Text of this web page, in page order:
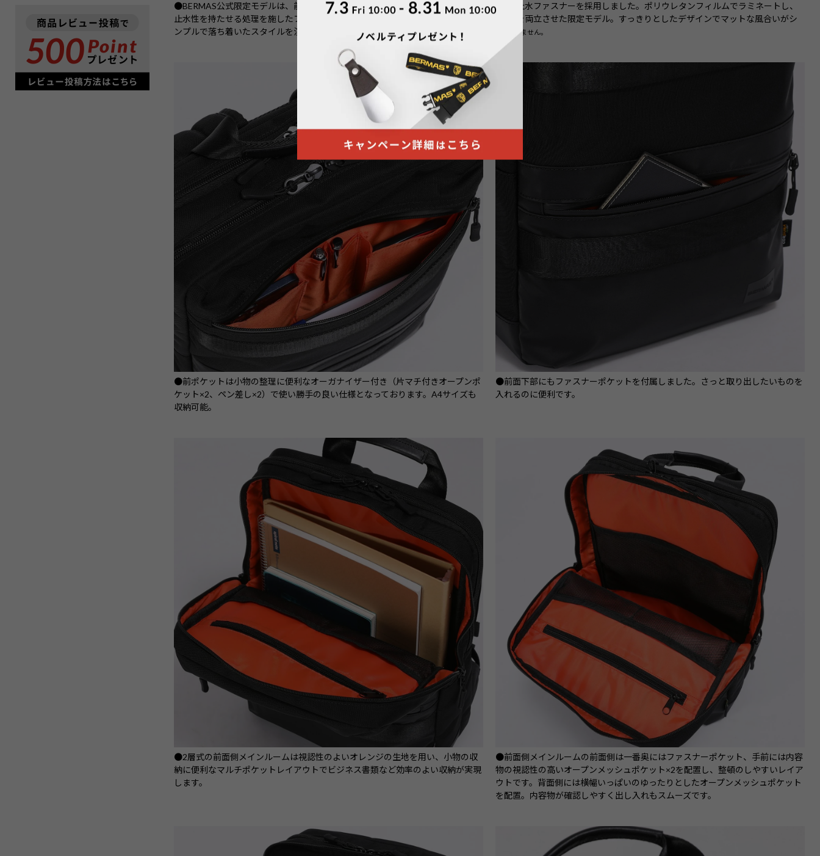
●BERMAS公式限定モデルは、前ポケットのファスナーに信頼のYKK製つや消しタイプの止水ファスナーを採用しました。ポリウレタンフィルムでラミネートし、
止水性を持たせる処理を施したファスナーです。 ビジカジスタイルに機能性とデザイン性を両立させた限定モデル。すっきりとしたデザインでマットな風合いがシ
ンプルで落ち着いたスタイルを演出します。
※公式限定モデルは、前ポケットに簡易ロック機能はありません。
●前ポケットは小物の整理に便利なオーガナイザー付き（片マチ付きオープンポ
ケット×2、ペン差し×2）で使い勝手の良い仕様となっております。A4サイズも
収納可能。
●前面下部にもファスナーポケットを付属しました。さっと取り出したいものを
入れるのに便利です。
●2層式の前面側メインルームは視認性のよいオレンジの生地を用い、小物の収
納に便利なマルチポケットレイアウトでビジネス書類など効率のよい収納が実現
します。
●前面側メインルームの前面側は一番奥にはファスナーポケット、手前には内容
物の視認性の高いオープンメッシュポケット×2を配置し、整頓のしやすいレイア
ウトです。背面側には横幅いっぱいのゆったりとしたオープンメッシュポケット
を配置。内容物が確認しやすく出し入れもスムーズです。